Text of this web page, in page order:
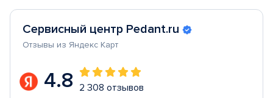
Сервисный центр Pedant.ru
Отзывы из Яндекс Карт
4.8 2 308 отзывов